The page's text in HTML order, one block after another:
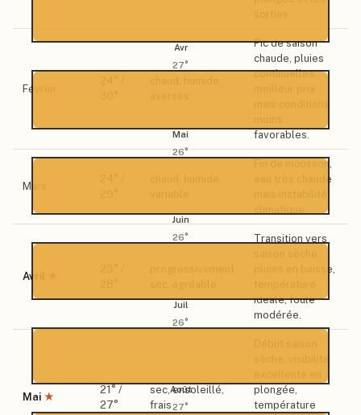
Avr
27°
Mai
26°
Juin
26°
Juil
26°
Août
27°
Février
Pic de saison
chaude, pluies
continuelles,
favorables.
Mars
Fin de mousson,
eau très chaude
Avril
Transition vers
pluies en baisse,
idéale, foule
modérée.
Mai ★
21 ° /
27°
sec, ensoleillé,
frais
plongée,
température